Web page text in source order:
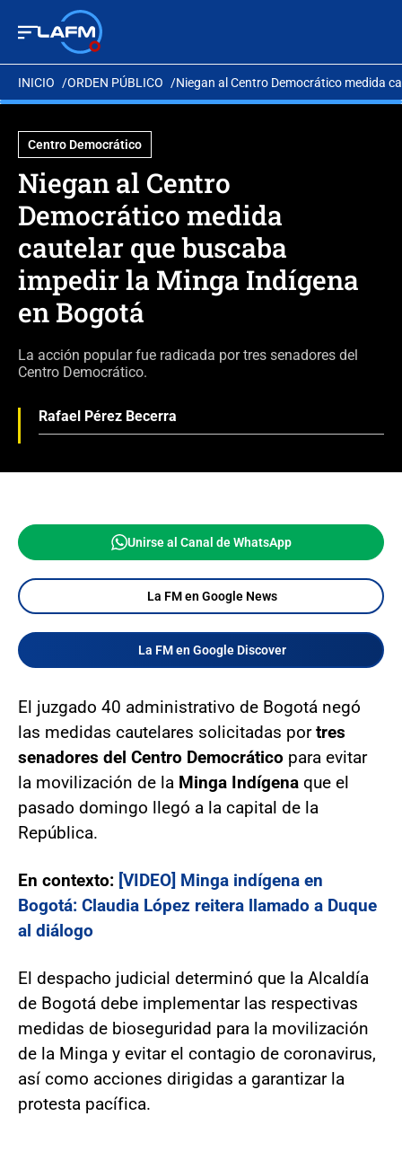
INICIO ORDEN PÚBLICO Niegan al Centro Democrático medida
Centro Democrático
Niegan al Centro
Democrático medida
cautelar que buscaba
impedir la Minga Indígena
en Bogotá
La acción popular fue radicada por tres senadores del
Centro Democrático.
Rafael Pérez Becerra
Unirse al Canal de WhatsApp
La FM en Google News
La FM en Google Discover
El juzgado 40 administrativo de Bogotá negó
las medidas cautelares solicitadas portres
senadores del Centro Democrático para evitar
la movilización de la Minga Indígena que el
pasado domingo llegó a la capital de la
República.
En contexto: [VIDEO] Minga indígena en
Bogotá: Claudia López reitera llamado a Duque
al diálogo
El despacho judicial determinó que la Alcaldía
de Bogotá debe implementar las respectivas
medidas de bioseguridad para la movilización
de la Minga y evitar el contagio de coronavirus,
así como acciones dirigidas a garantizar la
protesta pacífica.